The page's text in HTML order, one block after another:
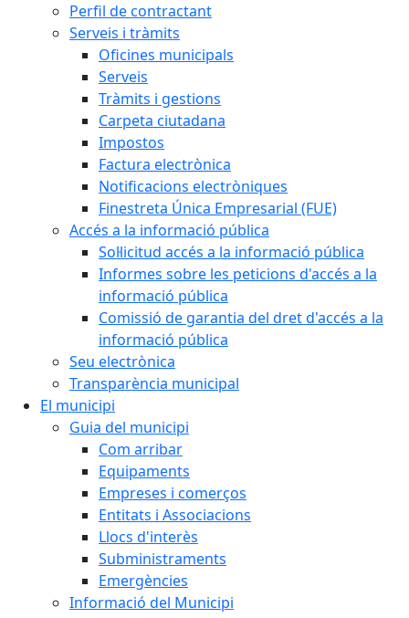
Perfil de contractant
Serveis i tràmits
Oficines municipals
Serveis
Tràmits i gestions
Carpeta ciutadana
Impostos
Factura electrònica
Notificacions electròniques
Finestreta Única Empresarial (FUE)
Accés a la informació pública
Sol·licitud accés a la informació pública
Informes sobre les peticions d'accés a la
informació pública
Comissió de garantia del dret d'accés a la
informació pública
Seu electrònica
Transparència municipal
El municipi
Guia del municipi
Com arribar
Equipaments
Empreses i comerços
Entitats i Associacions
Llocs d'interès
Subministraments
Emergències
Informació del Municipi